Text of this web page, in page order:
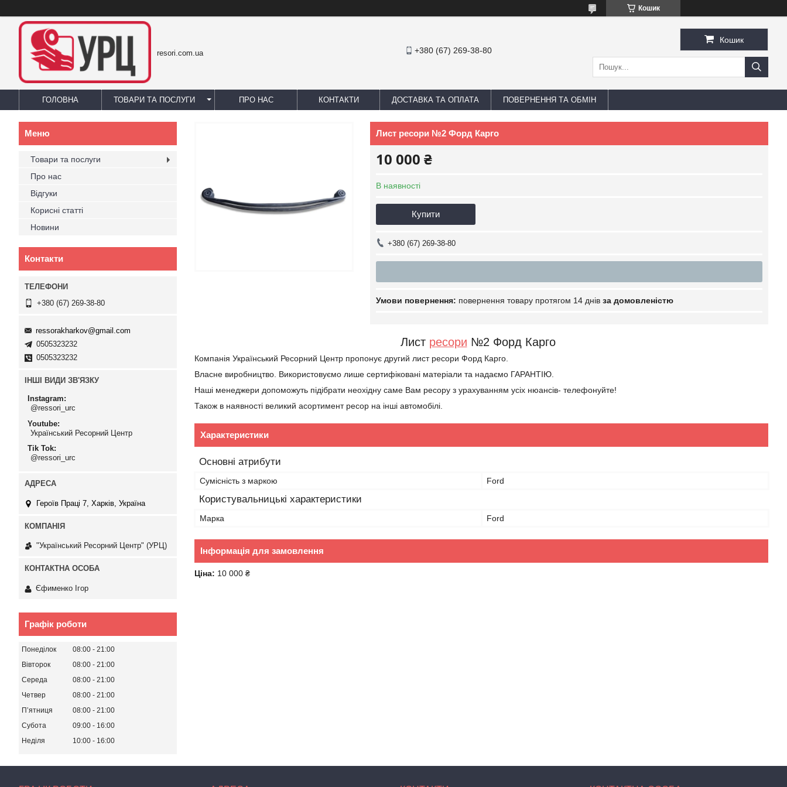
Кошик
resori.com.ua +380 (67) 269-38-80
Кошик
ГОЛОВНА ТОВАРИ ТА ПОСЛУГИ ПРО НАС КОНТАКТИ ДОСТАВКА ТА ОПЛАТА ПОВЕРНЕННЯ ТА ОБМІН
Лист ресори №2 Форд Карго
10 000 ₴
В наявності
Купити
+380 (67) 269-38-80
повернення товару протягом 14 днів за домовленістю
Лист ресори №2 Форд Карго
Компанія Український Ресорний Центр пропонує другий лист ресори Форд Карго.
Власне виробництво. Використовуємо лише сертифіковані матеріали та надаємо ГАРАНТІЮ.
Наші менеджери допоможуть підібрати неохідну саме Вам ресору з урахуванням усіх нюансів- телефонуйте!
Також в наявності великий асортимент ресор на інші автомобілі.
Характеристики
Основні атрибути
Сумісність з маркою Ford
Користувальницькі характеристики
Марка Ford
Інформація для замовлення
Ціна: 10 000 ₴
Товари та послуги
Про нас
Відгуки
Корисні статті
Новини
Контакти
+380 (67) 269-38-80
ressorakharkov@gmail.com
0505323232
0505323232
ІНШІ ВИДИ ЗВ'ЯЗКУ
Instagram
@ressori_urc
Youtube
Український Ресорний Центр
Tik Tok
@ressori_urc
Героїв Праці 7, Харків, Україна
"Український Ресорний Центр" (УРЦ)
Єфименко Ігор
Графік роботи
Понеділок 08:00
21:00
Вівторок
08:00
21:00
Середа
08:00
21:00
Четвер
08:00
21:00
Пʼятниця
08:00
21:00
Субота
09:00
16:00
Неділя
10:00 16:00